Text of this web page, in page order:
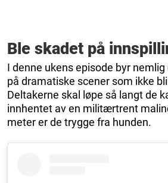
Ble skadet på
I denne ukens episode byr
på dramatiske scener som ikke
Deltakerne skal løpe så langt de
innhentet av en militærtrent
meter er de trygge fra hunden.